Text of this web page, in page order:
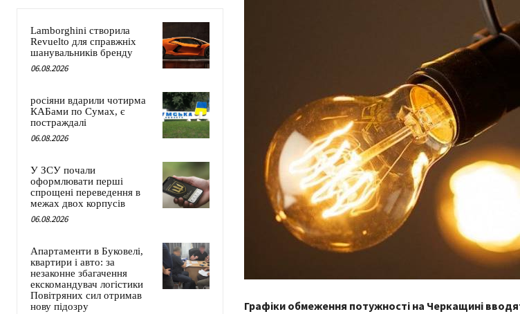
Lamborghini створила
Revuelto для справжніх
шанувальників бренду
06.08.2026
росіяни вдарили чотирма
КАБами по Сумах, є
постраждалі
06.08.2026
У ЗСУ почали
оформлювати перші
спрощені переведення в
межах двох корпусів
06.08.2026
Апартаменти в Буковелі,
квартири і авто: за
незаконне збагачення
екскомандувач логістики
Повітряних сил отримав
нову підозру
Графіки обмеження потужності на Черкащині